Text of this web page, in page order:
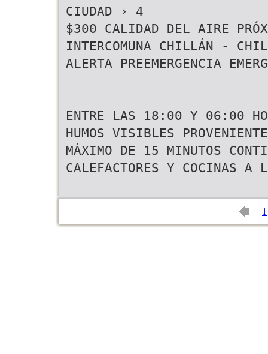
CIUDAD › 4
$300 CALIDAD DEL AIRE
INTERCOMUNA CHILLÁN -
ALERTA PREEMERGENCIA
ENTRE LAS 18:00 Y 06:00
HUMOS VISIBLES
MÁXIMO DE 15 MINUTOS
CALEFACTORES Y COCINAS A
1